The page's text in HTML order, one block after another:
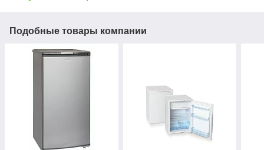
Подобные товары компании